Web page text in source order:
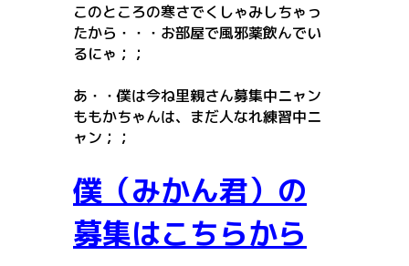
このところの寒さでくしゃみしちゃっ
たから・・・お部屋で風邪薬飲んでい
るにゃ；；
あ・・僕は今ね里親さん募集中ニャン
ももかちゃんは、まだ人なれ練習中ニ
ャン；；
僕（みかん君）の
募集はこちらから